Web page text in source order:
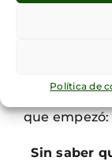
Política de
que enero
que empezó:
Sin saber